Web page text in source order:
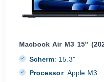
Macbook Air M3 15"
Scherm: 15.3"
Processor: Apple M3